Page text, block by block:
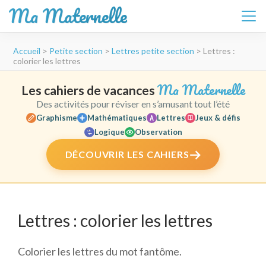
Ma Maternelle
contenu
Entrée)
Accueil > Petite section > Lettres petite section > Lettres :
colorier les lettres
Les cahiers de vacances Ma Maternelle
Des activités pour réviser en s’amusant tout l’été
Graphisme Mathématiques Lettres
Jeux & défis
Logique
Observation
DÉCOUVRIR LES CAHIERS
Lettres : colorier les lettres
Colorier les lettres du mot fantôme.